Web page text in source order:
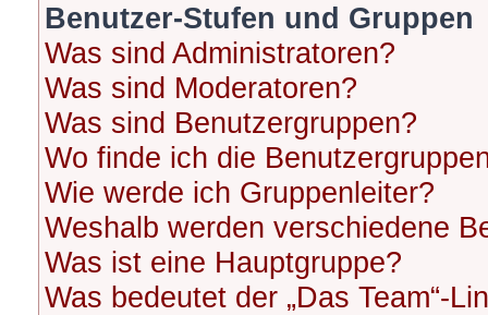
Benutzer-Stufen und Gruppen
Was sind Administratoren?
Was sind Moderatoren?
Was sind Benutzergruppen?
Wo finde ich die
Wie werde ich Gruppenleiter?
Weshalb werden verschiedene
Was ist eine Hauptgruppe?
Was bedeutet der „Das Team“-